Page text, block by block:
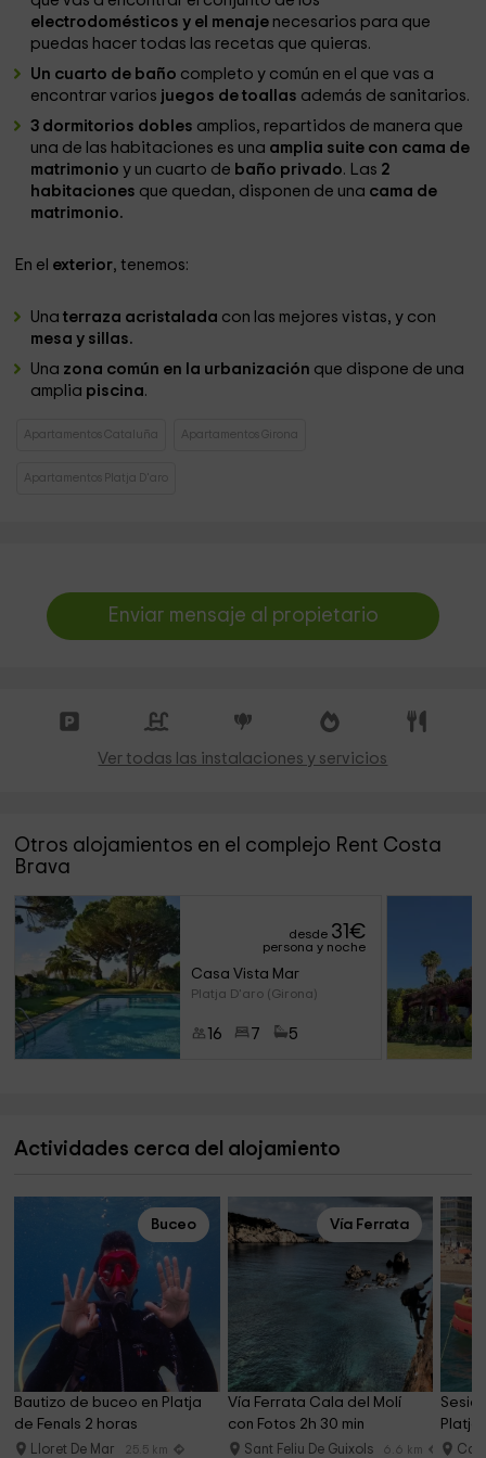
electrodomésticos y el menaje necesarios para que
puedas hacer todas las recetas que quieras.
Un cuarto de baño completo y común en el que vas a
encontrar varios juegos de toallas además de sanitarios.
3 dormitorios dobles amplios, repartidos de manera que
una de las habitaciones es una amplia suite con cama de
matrimonio y un cuarto de baño privado. Las 2
habitaciones que quedan, disponen de una cama de
matrimonio.
En el exterior, tenemos:
Unaterraza acristalada con las mejores vistas, y con
mesa y sillas.
Una zona común en la urbanización que dispone de una
amplia piscina.
Apartamentos Cataluña Apartamentos Girona
Apartamentos Platja D'aro
Enviar mensaje al propietario
Ver todas las instalaciones y servicios
Otros alojamientos en el complejo Rent Costa
Brava
desde 31€
persona y noche
Casa Vista Mar
Platja D'aro (Girona)
16 7 5
Actividades cerca del alojamiento
Buceo
Bautizo de buceo en Platja
de Fenals 2 horas
Lloret De Mar 25.5 km
Vía Ferrata
Vía Ferrata Cala del Molí
con Fotos 2h 30 min
Sant Feliu De Guixols 6.6 km
Platja